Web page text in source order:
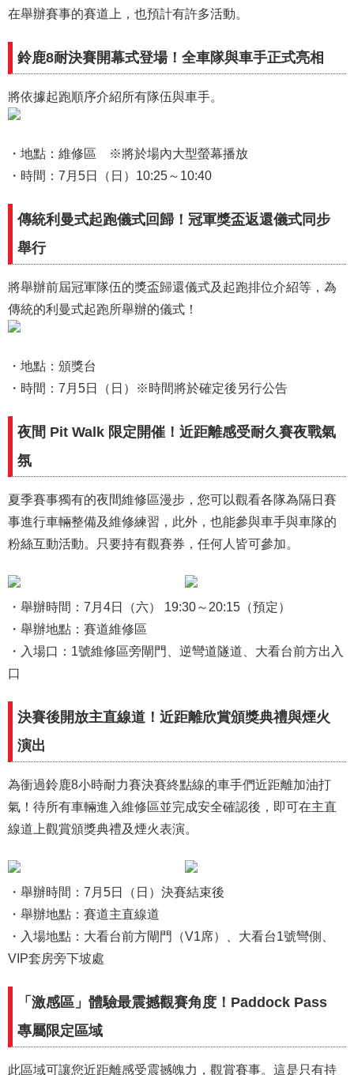
在舉辦賽事的賽道上，也預計有許多活動。
鈴鹿8耐決賽開幕式登場！全車隊與車手正式亮相
將依據起跑順序介紹所有隊伍與車手。
・地點：維修區 ※將於場內大型螢幕播放
・時間：7月5日（日）10:25～10:40
傳統利曼式起跑儀式回歸！冠軍獎盃返還儀式同步
舉行
將舉辦前屆冠軍隊伍的獎盃歸還儀式及起跑排位介紹等，為
傳統的利曼式起跑所舉辦的儀式！
・地點：頒獎台
・時間：7月5日（日）※時間將於確定後另行公告
夜間 Pit Walk 限定開催！近距離感受耐久賽夜戰氣
氛
夏季賽事獨有的夜間維修區漫步，您可以觀看各隊為隔日賽
事進行車輛整備及維修練習，此外，也能參與車手與車隊的
粉絲互動活動。只要持有觀賽券，任何人皆可參加。
・舉辦時間：7月4日（六） 19:30～20:15（預定）
・舉辦地點：賽道維修區
・入場口：1號維修區旁閘門、逆彎道隧道、大看台前方出入
口
決賽後開放主直線道！近距離欣賞頒獎典禮與煙火
演出
為衝過鈴鹿8小時耐力賽決賽終點線的車手們近距離加油打
氣！待所有車輛進入維修區並完成安全確認後，即可在主直
線道上觀賞頒獎典禮及煙火表演。
・舉辦時間：7月5日（日）決賽結束後
・舉辦地點：賽道主直線道
・入場地點：大看台前方閘門（V1席）、大看台1號彎側、
VIP套房旁下坡處
「激感區」體驗最震撼觀賽角度！Paddock Pass
專屬限定區域
此區域可讓您近距離感受震撼魄力，觀賞賽事。這是只有持